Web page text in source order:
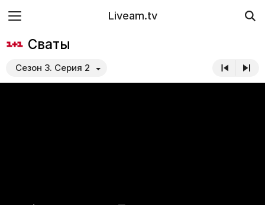
Liveam.tv
Сваты
Сезон 3. Серия 2